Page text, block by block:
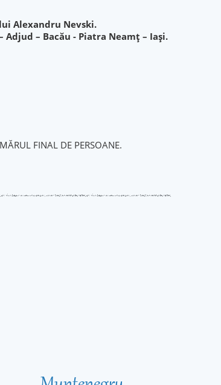
Alexandru Nevski.
Adjud – Bacău - Piatra Neamț – Iași.
FINAL DE PERSOANE.